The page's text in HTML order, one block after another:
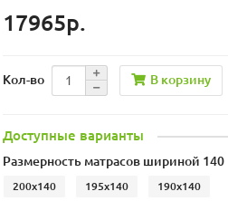
17965р.
Кол-во В корзину
Доступные варианты
Размерность матрасов шириной 140
200x140 195x140 190x140